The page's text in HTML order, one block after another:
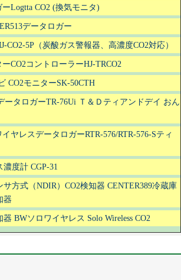
Logtta CO2 (換気モニタ)
データロガー
CO2-5P（炭酸ガス警報器、高濃度CO2対応）
CO2コントローラーHJ-TRCO2
CO2モニターSK-50CTH
ータロガーTR-76Ui Ｔ＆Ｄティアンドデイ おん
ヤレスデータロガーRTR-576/RTR-576-Sティ
度計 CGP-31
方式（NDIR）CO2検知器 CENTER389冷蔵庫
器
BWソロワイヤレス Solo Wireless CO2